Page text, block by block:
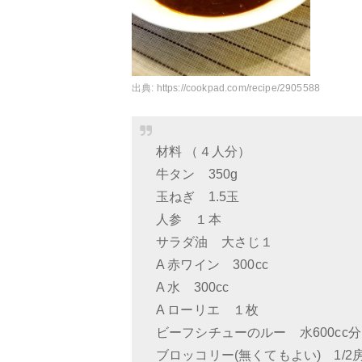
出典: https://cookpad.com/recipe/2905588
材料 （４人分）
牛タン 350g
玉ねぎ 1.5玉
人参 １本
サラダ油 大さじ１
A 赤ワイン 300cc
A 水 300cc
A ローリエ １枚
ビーフシチューのルー 水600cc分
ブロッコリー(無くてもよい) 1/2